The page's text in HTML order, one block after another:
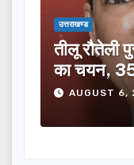
उत्तराखण्ड
तीलू रौतेली
का चयन, 35
होंगीAUGUST 6,